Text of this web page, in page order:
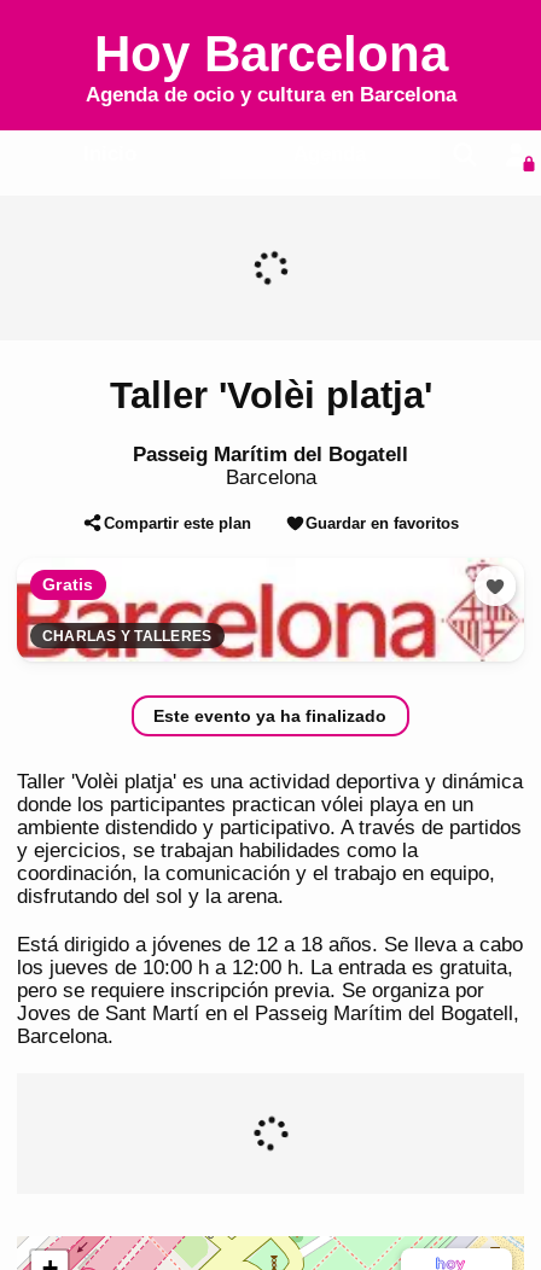
Hoy Barcelona
Agenda de ocio y cultura en Barcelona
Taller 'Volèi platja'
Passeig Marítim del Bogatell
Barcelona
Compartir este plan Guardar en favoritos
Gratis
CHARLAS Y TALLERES
Este evento ya ha finalizado
Taller 'Volèi platja' es una actividad deportiva y dinámica
donde los participantes practican vólei playa en un
ambiente distendido y participativo. A través de partidos
y ejercicios, se trabajan habilidades como la
coordinación, la comunicación y el trabajo en equipo,
disfrutando del sol y la arena.
Está dirigido a jóvenes de 12 a 18 años. Se lleva a cabo
los jueves de 10:00 h a 12:00 h. La entrada es gratuita,
pero se requiere inscripción previa. Se organiza por
Joves de Sant Martí en el Passeig Marítim del Bogatell,
Barcelona.